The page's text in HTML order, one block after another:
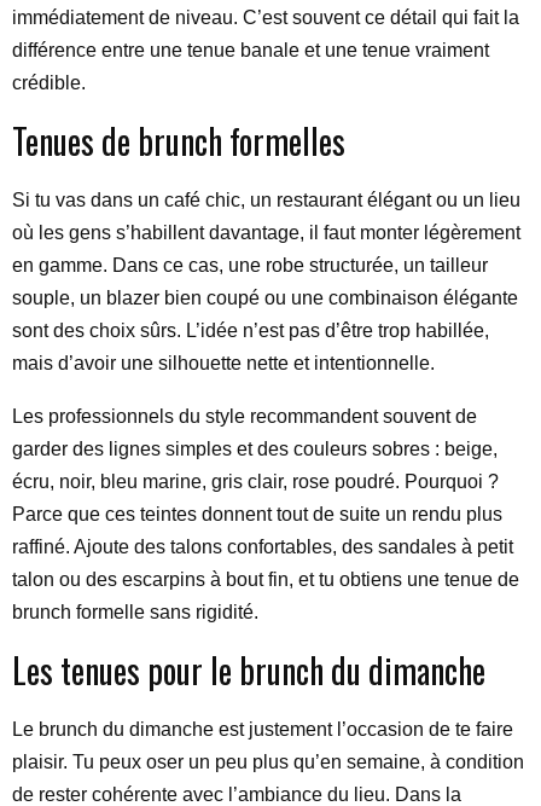
immédiatement de niveau. C’est souvent ce détail qui fait la
différence entre une tenue banale et une tenue vraiment
crédible.
Tenues de brunch formelles
Si tu vas dans un café chic, un restaurant élégant ou un lieu
où les gens s’habillent davantage, il faut monter légèrement
en gamme. Dans ce cas, une robe structurée, un tailleur
souple, un blazer bien coupé ou une combinaison élégante
sont des choix sûrs. L’idée n’est pas d’être trop habillée,
mais d’avoir une silhouette nette et intentionnelle.
Les professionnels du style recommandent souvent de
garder des lignes simples et des couleurs sobres : beige,
écru, noir, bleu marine, gris clair, rose poudré. Pourquoi ?
Parce que ces teintes donnent tout de suite un rendu plus
raffiné. Ajoute des talons confortables, des sandales à petit
talon ou des escarpins à bout fin, et tu obtiens une tenue de
brunch formelle sans rigidité.
Les tenues pour le brunch du dimanche
Le brunch du dimanche est justement l’occasion de te faire
plaisir. Tu peux oser un peu plus qu’en semaine, à condition
de rester cohérente avec l’ambiance du lieu. Dans la